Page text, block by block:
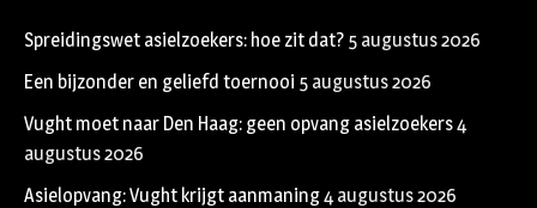
Spreidingswet asielzoekers: hoe zit dat? 5 augustus 2026
Een bijzonder en geliefd toernooi 5 augustus 2026
Vught moet naar Den Haag: geen opvang asielzoekers4
augustus 2026
Asielopvang: Vught krijgt aanmaning4 augustus 2026